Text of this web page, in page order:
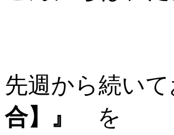
先週から続い
合】』
を